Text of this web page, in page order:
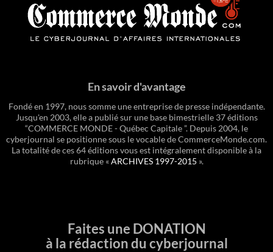
En savoir d'avantage
Fondé en 1997, nous somme une entreprise de presse indépendante.
Jusqu'en 2003, elle a publié sur une base bimestrielle 37 éditions
“COMMERCE MONDE - Québec Capitale ”. Depuis 2004, le
cyberjournal se positionne sous le vocable de CommerceMonde.com.
La totalité de ces 64 éditions vous est intégralement disponible à la
rubrique «ARCHIVES 1997-2015 ».
Faites une DONATION
à la rédaction du cyberjournal